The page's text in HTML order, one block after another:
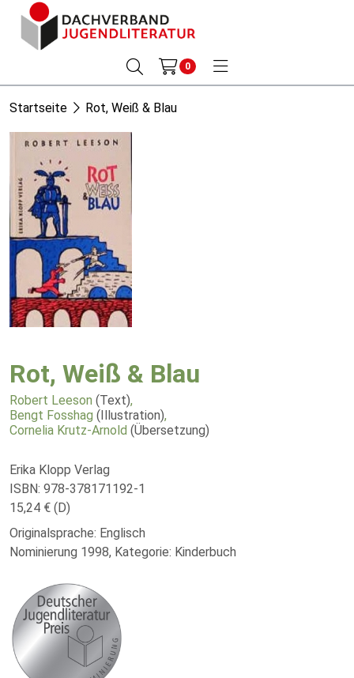
0
Startseite Rot, Weiß & Blau
Rot, Weiß & Blau
Robert Leeson (Text),
Bengt Fosshag (Illustration),
Cornelia Krutz-Arnold (Übersetzung)
Erika Klopp Verlag
ISBN: 978-378171192-1
15,24 € (D)
Originalsprache: Englisch
Nominierung 1998, Kategorie: Kinderbuch